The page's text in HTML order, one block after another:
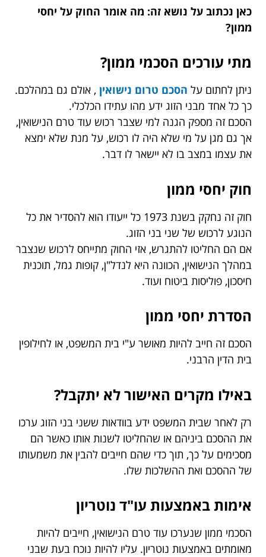
כאן נכתוב על נושא זה: מה אומר החוק על יחסי
ממון?
מתי עורכים הסכמי ממון?
ניתן לחתום על הסכם טרום נישואין , אולם גם במהלכם.
כך כל אחד מבני הזוג ידע מהו עתידו הכלכלי.
הסכם זה מספק הגנה למי שצבר רכוש עוד טרם הנישואין,
אך גם מגן על מי שלא היה לו רכוש, על מנת שלא ימצא
את עצמו במצב בו לא יישאר לו דבר.
חוק יחסי ממון
חוק זה נחקק בשנת 1973 כל ייעודו הוא להסדיר את כל
הנוגע לרכוש של שני בני הזוג.
אם הם החליטו להתגרש, אזי החוק מתייחס לרכוש שנצבר
במהלך הנישואין, הכוונה היא לנדל"ן, קופות גמל, תוכנית
חיסכון, פוליסות ביטוח ועוד.
הסדרת יחסי ממון
הסכם זה חייב להיות מאושר ע"י בית המשפט, או לחילופין
בית הדין הרבני.
באילו מקרים האישור לא יתקבל?
רק לאחר שבית המשפט ידע בוודאות ששני בני הזוג ערכו
את ההסכם ביניהם או שהחליטו לשנות אותו כאשר הם
מסכימים על כך, תוך כדי שהם חייבים להבין את משמעותו
של ההסכם ואת ההשלכות שלו.
אימות באמצעות עו"ד נוטריון
הסכמי ממון שנערכו עוד טרם הנישואין, חייבים להיות
מאומתים באמצעות נוטריון. עליו להיות נוכח בעת שבני